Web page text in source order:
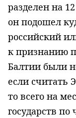
разделен на
он подошел
российский
к признанию
Балтии были
если считать
то всего на
государств